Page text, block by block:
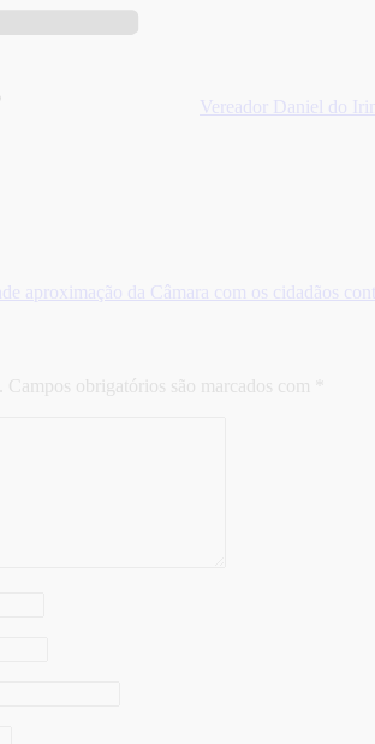
Vereador Daniel do
aproximação da Câmara com os cidadãos
Campos obrigatórios são marcados com